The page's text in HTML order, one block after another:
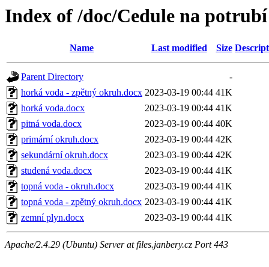
Index of /doc/Cedule na potrubí
Name Last modified Size
Parent Directory
-
horká voda - zpětný okruh.docx 2023-03-19 00:44 41K
horká voda.docx
2023-03-19 00:44 41K
pitná voda.docx
2023-03-19 00:44 40K
primární okruh.docx
2023-03-19 00:44 42K
sekundární okruh.docx
2023-03-19 00:44 42K
studená voda.docx
2023-03-19 00:44 41K
topná voda - okruh.docx
2023-03-19 00:44 41K
topná voda - zpětný okruh.docx 2023-03-19 00:44 41K
zemní plyn.docx
2023-03-19 00:44 41K
Apache/2.4.29 (Ubuntu) Server at files.janbery.cz Port 443